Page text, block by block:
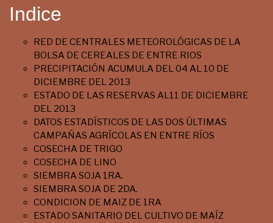
Indice
RED DE CENTRALES METEOROLÓGICAS DE LA
BOLSA DE CEREALES DE ENTRE RIOS
PRECIPITACIÓN ACUMULA DEL 04 AL 10 DE
DICIEMBRE DEL 2013
ESTADO DE LAS RESERVAS AL11 DE DICIEMBRE
DEL 2013
DATOS ESTADÍSTICOS DE LAS DOS ÚLTIMAS
CAMPAÑAS AGRÍCOLAS EN ENTRE RÍOS
COSECHA DE TRIGO
COSECHA DE LINO
SIEMBRA SOJA 1RA.
SIEMBRA SOJA DE 2DA.
CONDICION DE MAIZ DE 1RA
ESTADO SANITARIO DEL CULTIVO DE MAÍZ